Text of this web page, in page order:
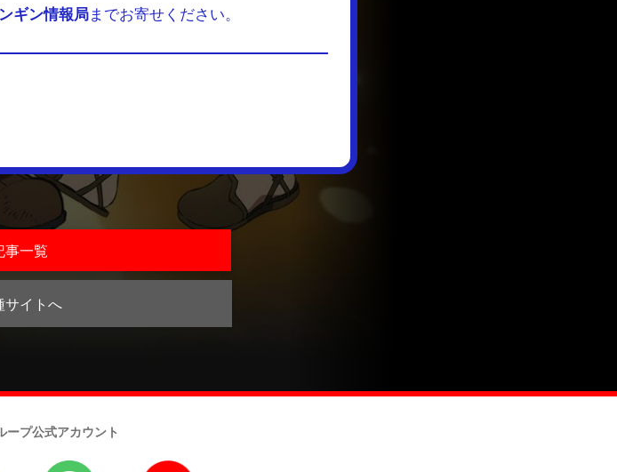
ギン情報局までお寄せください。
事一覧
サイトへ
ープ公式アカウント